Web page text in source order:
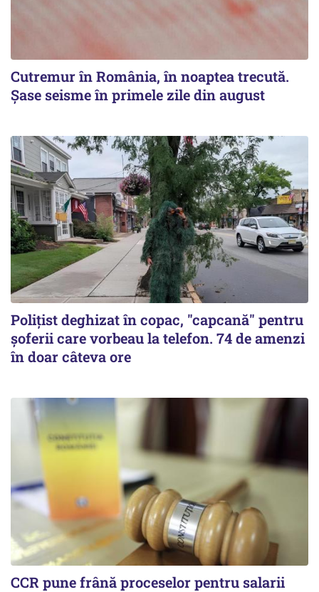
Cutremur în România, în noaptea trecută.
Șase seisme în primele zile din august
Polițist deghizat în copac, "capcană" pentru
șoferii care vorbeau la telefon. 74 de amenzi
în doar câteva ore
CCR pune frână proceselor pentru salarii